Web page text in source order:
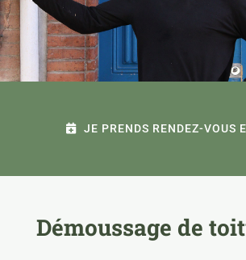
JE PRENDS RENDEZ-VOUS
Démoussage de